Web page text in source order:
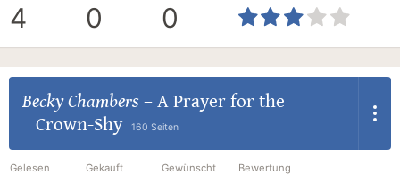
4 0 0
Becky Chambers – A Prayer for the
Crown-Shy
160 Seiten
Gelesen Gekauft Gewünscht Bewertung